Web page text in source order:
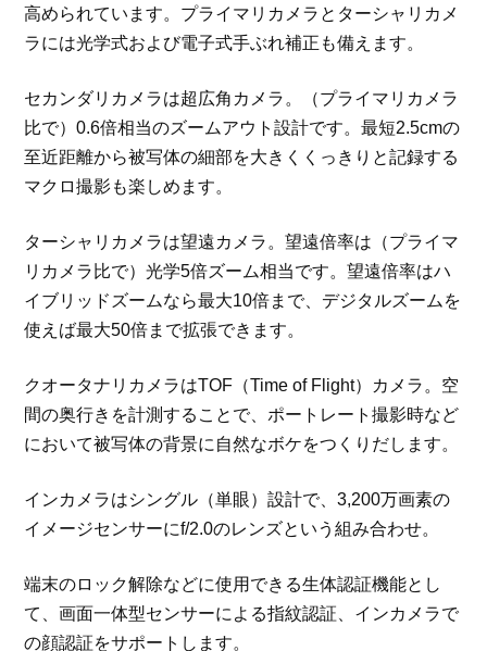
高められています。プライマリカメラとターシャリカメ
ラには光学式および電子式手ぶれ補正も備えます。
セカンダリカメラは超広角カメラ。（プライマリカメラ
比で）0.6倍相当のズームアウト設計です。最短2.5cmの
至近距離から被写体の細部を大きくくっきりと記録する
マクロ撮影も楽しめます。
ターシャリカメラは望遠カメラ。望遠倍率は（プライマ
リカメラ比で）光学5倍ズーム相当です。望遠倍率はハ
イブリッドズームなら最大10倍まで、デジタルズームを
使えば最大50倍まで拡張できます。
クオータナリカメラはTOF（Time of Flight）カメラ。空
間の奥行きを計測することで、ポートレート撮影時など
において被写体の背景に自然なボケをつくりだします。
インカメラはシングル（単眼）設計で、3,200万画素の
イメージセンサーにf/2.0のレンズという組み合わせ。
端末のロック解除などに使用できる生体認証機能とし
て、画面一体型センサーによる指紋認証、インカメラで
の顔認証をサポートします。